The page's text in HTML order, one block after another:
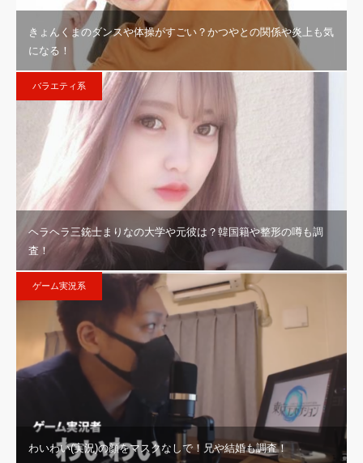
きょんくまのダンスや体操がすごい？かつやとの関係や炎上も気
になる！
バラエティ系
ヘラヘラ三銃士まりなの大学や元彼は？韓国籍や整形の噂も調
査！
ゲーム実況系
わいわい(実況)の顔をマスクなしで！兄や結婚も調査！